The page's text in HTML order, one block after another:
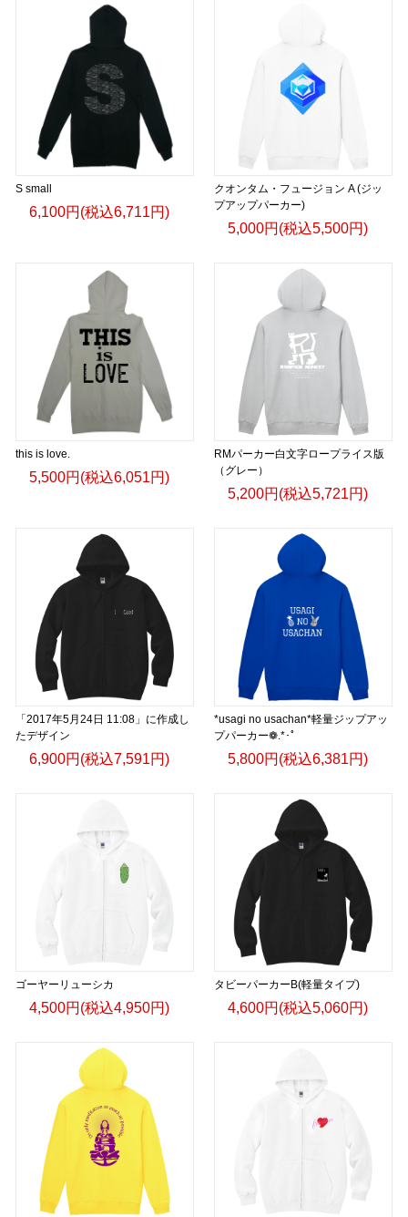
S small
6,100円(税込6,711円)
クオンタム・フュージョン A (ジッ
プアップパーカー)
5,000円(税込5,500円)
this is love.
5,500円(税込6,051円)
RMパーカー白文字ロープライス版
（グレー）
5,200円(税込5,721円)
「2017年5月24日 11:08」に作成し
たデザイン
6,900円(税込7,591円)
*usagi no usachan*軽量ジップアッ
プパーカー❁.*･ﾟ
5,800円(税込6,381円)
ゴーヤーリューシカ
4,500円(税込4,950円)
タビーパーカーB(軽量タイプ)
4,600円(税込5,060円)